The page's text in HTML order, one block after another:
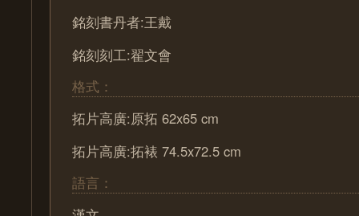
銘刻書丹者:王戴
銘刻刻工:翟文會
格式：
拓片高廣:原拓 62x65 cm
拓片高廣:拓裱 74.5x72.5 cm
語言：